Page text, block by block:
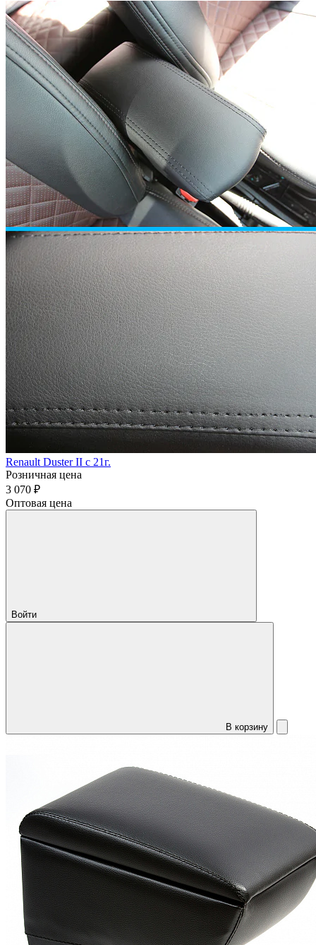
Renault Duster II с 21г.
Розничная цена
3 070 ₽
Оптовая цена
Войти
В корзину